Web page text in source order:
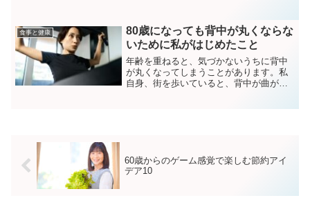
ん。連休中、誰かのために一生懸命頑張
ったあなたの心と体が、ひ...
食事と健康
80歳になっても背中が丸くならな
いために私がはじめたこと
年齢を重ねると、気づかないうちに背中
が丸くなってしまうことがあります。私
自身、街を歩いていると、背中が曲がっ
60歳からのゲーム感覚で楽しむ節約アイ
デア10